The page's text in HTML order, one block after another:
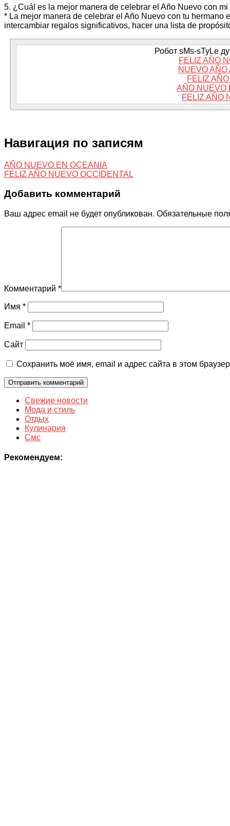
5. ¿Cuál es la mejor manera de celebrar el Año Nuevo con
* La mejor manera de celebrar el Año Nuevo con tu
intercambiar regalos significativos, hacer una lista de
Робот sMs-sTyLe
FELIZ AÑO
NUEVO
FELIZ
AÑO NUEVO
FELIZ AÑO
Навигация по записям
AÑO NUEVO EN OCEANIA
FELIZ AÑO NUEVO OCCIDENTAL
Добавить комментарий
Ваш адрес email не будет опубликован. Обязательные
Комментарий *
Имя *
Email *
Сайт
Сохранить моё имя, email и адрес сайта в этом
Свежие новости
Мода и стиль
Отдых
Кулинария
Смс
Рекомендуем: